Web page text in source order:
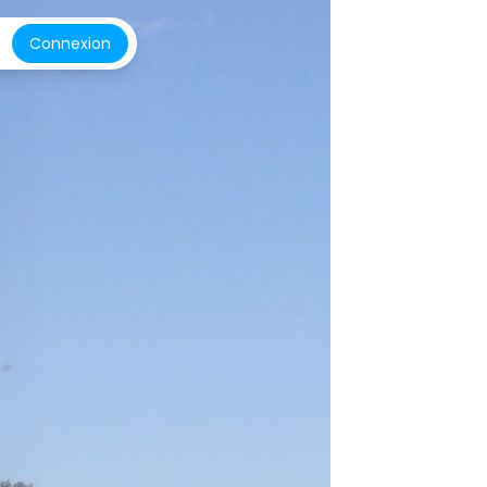
Connexion